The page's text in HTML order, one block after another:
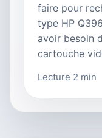
faire pour
type HP
avoir besoin
cartouche
Lecture 2 min